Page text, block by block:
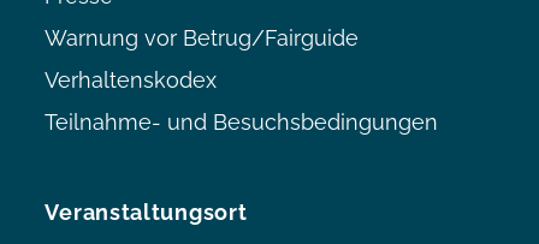
Veranstaltungsort
Warnung vor Betrug/Fairguide
Verhaltenskodex
Teilnahme- und Besuchsbedingungen